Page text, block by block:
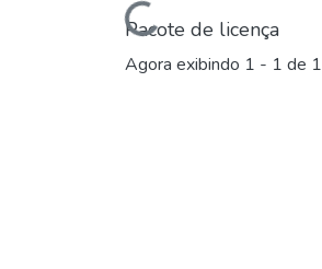
Carregando...
Pacote de licença
Agora exibindo 1 - 1 de 1